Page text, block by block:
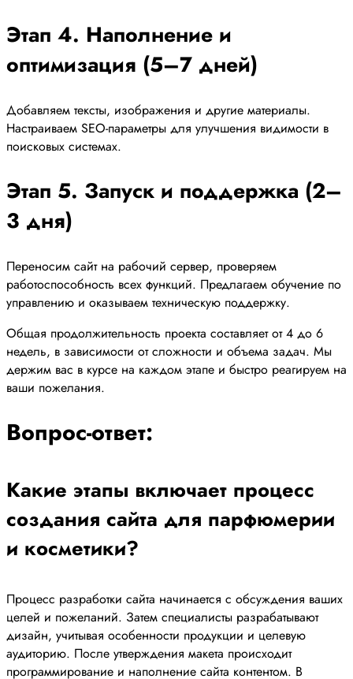
Этап 4. Наполнение и
оптимизация (5–7 дней)
Добавляем тексты, изображения и другие материалы.
Настраиваем SEO-параметры для улучшения видимости в
поисковых системах.
Этап 5. Запуск и поддержка (2–
3 дня)
Переносим сайт на рабочий сервер, проверяем
работоспособность всех функций. Предлагаем обучение по
управлению и оказываем техническую поддержку.
Общая продолжительность проекта составляет от 4 до 6
недель, в зависимости от сложности и объема задач. Мы
держим вас в курсе на каждом этапе и быстро реагируем на
ваши пожелания.
Вопрос-ответ:
Какие этапы включает процесс
создания сайта для парфюмерии
и косметики?
Процесс разработки сайта начинается с обсуждения ваших
целей и пожеланий. Затем специалисты разрабатывают
дизайн, учитывая особенности продукции и целевую
аудиторию. После утверждения макета происходит
программирование и наполнение сайта контентом. В